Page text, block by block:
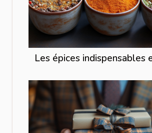
Les épices indispensables